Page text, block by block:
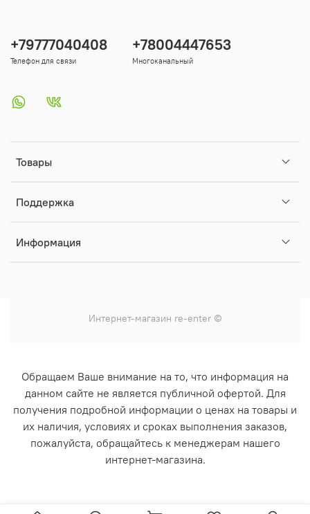
Товары
Поддержка
Информация
+79777040408
Телефон для связи
+78004447653
Многоканальный
Интернет-магазин re-enter ©
Обращаем Ваше внимание на то, что информация на
данном сайте не является публичной офертой. Для
получения подробной информации о ценах на товары и
их наличия, условиях и сроках выполнения заказов,
пожалуйста, обращайтесь к менеджерам нашего
интернет-магазина.